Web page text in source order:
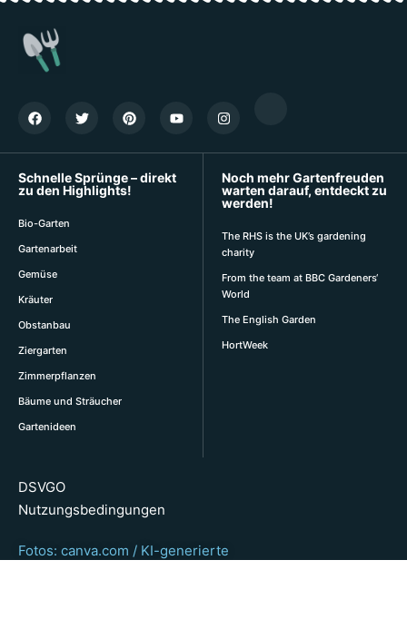
Schnelle Sprünge – direkt
zu den Highlights!
Bio-Garten
Gartenarbeit
Gemüse
Kräuter
Obstanbau
Ziergarten
Zimmerpflanzen
Bäume und Sträucher
Gartenideen
Noch mehr Gartenfreuden
warten darauf, entdeckt zu
werden!
The RHS is the UK’s gardening
charity
From the team at BBC Gardeners‘
World
The English Garden
HortWeek
DSVGO
Nutzungsbedingungen
Fotos: canva.com / KI-generierte